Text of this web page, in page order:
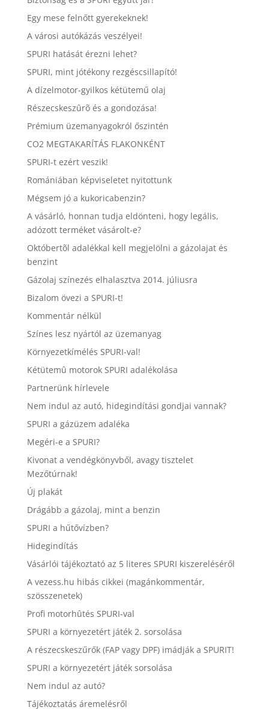
Egy mese felnőtt gyerekeknek!
A városi autókázás veszélyei!
SPURI hatását érezni lehet?
SPURI, mint jótékony rezgéscsillapító!
A dízelmotor-gyilkos kétütemű olaj
Részecskeszûrõ és a gondozása!
Prémium üzemanyagokról őszintén
CO2 MEGTAKARÍTÁS FLAKONKÉNT
SPURI-t ezért veszik!
Romániában képviseletet nyitottunk
Mégsem jó a kukoricabenzin?
A vásárló, honnan tudja eldönteni, hogy legális,
adózott terméket vásárolt-e?
Októbertõl adalékkal kell megjelölni a gázolajat és
benzint
Gázolaj színezés elhalasztva 2014. júliusra
Bizalom övezi a SPURI-t!
Kommentár nélkül
Színes lesz nyártól az üzemanyag
Környezetkímélés SPURI-val!
Kétütemû motorok SPURI adalékolása
Partnerünk hírlevele
Nem indul az autó, hidegindítási gondjai vannak?
SPURI a gázüzem adaléka
Megéri-e a SPURI?
Kivonat a vendégkönyvből, avagy tisztelet
Mezőtúrnak!
Új plakát
Drágább a gázolaj, mint a benzin
SPURI a hűtővízben?
Hidegindítás
Vásárlói tájékoztató az 5 literes SPURI kiszereléséről
A vezess.hu hibás cikkei (magánkommentár,
szösszenetek)
Profi motorhûtés SPURI-val
SPURI a környezetért játék 2. sorsolása
A részecskeszűrők (FAP vagy DPF) imádják a SPURIT!
SPURI a környezetért játék sorsolása
Nem indul az autó?
Tájékoztatás áremelésről